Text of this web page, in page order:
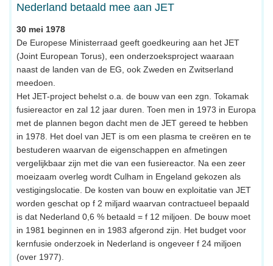
Nederland betaald mee aan JET
30 mei 1978
De Europese Ministerraad geeft goedkeuring aan het JET
(Joint European Torus), een onderzoeksproject waaraan
naast de landen van de EG, ook Zweden en Zwitserland
meedoen.
Het JET-project behelst o.a. de bouw van een zgn. Tokamak
fusiereactor en zal 12 jaar duren. Toen men in 1973 in Europa
met de plannen begon dacht men de JET gereed te hebben
in 1978. Het doel van JET is om een plasma te creëren en te
bestuderen waarvan de eigenschappen en afmetingen
vergelijkbaar zijn met die van een fusiereactor. Na een zeer
moeizaam overleg wordt Culham in Engeland gekozen als
vestigingslocatie. De kosten van bouw en exploitatie van JET
worden geschat op f 2 miljard waarvan contractueel bepaald
is dat Nederland 0,6 % betaald = f 12 miljoen. De bouw moet
in 1981 beginnen en in 1983 afgerond zijn. Het budget voor
kernfusie onderzoek in Nederland is ongeveer f 24 miljoen
(over 1977).